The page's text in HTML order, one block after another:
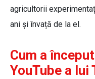
agricultorii
ani și învață de la el.
Cum a
YouTube a lui